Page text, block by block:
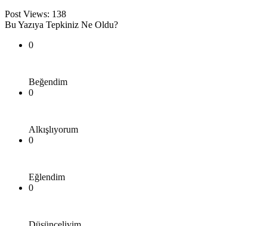
Post Views: 138
Bu Yazıya Tepkiniz Ne Oldu?
0
Beğendim
0
Alkışlıyorum
0
Eğlendim
0